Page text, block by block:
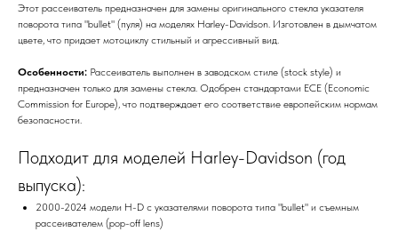
Этот рассеиватель предназначен для замены оригинального стекла указателя
поворота типа "bullet" (пуля) на моделях Harley-Davidson. Изготовлен в дымчатом
цвете, что придает мотоциклу стильный и агрессивный вид.
Особенности: Рассеиватель выполнен в заводском стиле (stock style) и
предназначен только для замены стекла. Одобрен стандартами ECE (Economic
Commission for Europe), что подтверждает его соответствие европейским нормам
безопасности.
Подходит для моделей Harley-Davidson (год
выпуска):
2000-2024 модели H-D с указателями поворота типа "bullet" и съемным
рассеивателем (pop-off lens)